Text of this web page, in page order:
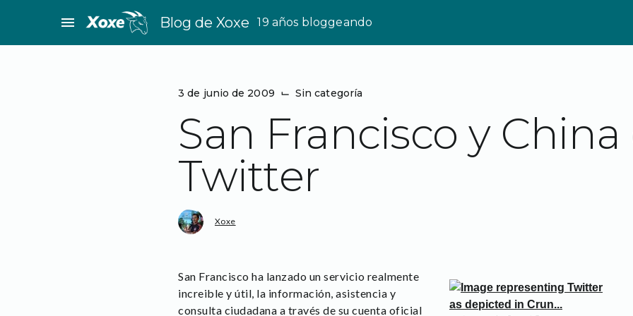
menu Blog de Xoxe 19 años bloggeando
3 de junio de 2009 ⌙ Sin categoría
San Francisco y China
Twitter
Xoxe
San Francisco ha lanzado un servicio realmente
increible y útil, la información, asistencia y
consulta ciudadana a través de su cuenta oficial